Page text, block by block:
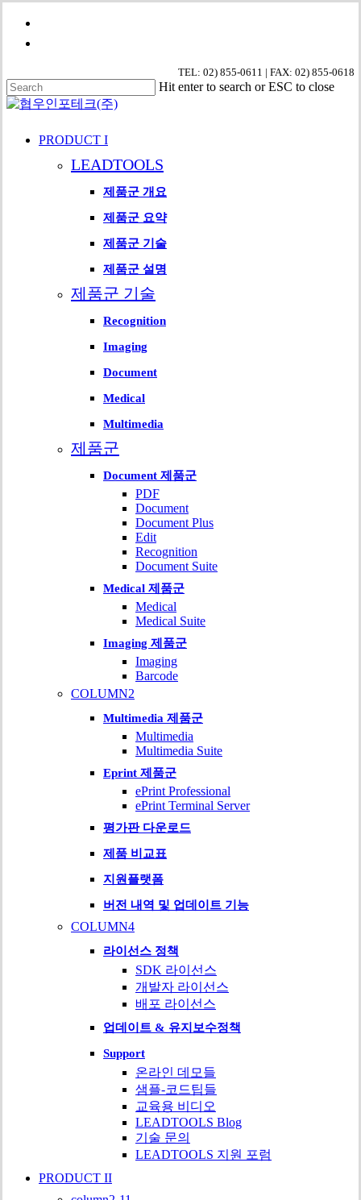
Skip
main
TEL: 02) 855-0611 | FAX: 02) 855-0618
Hit enter to search or ESC to close
Close
PRODUCT I
LEADTOOLS
제품군 개요
제품군 요약
제품군 기술
제품군 설명
제품군 기술
Recognition
Imaging
Document
Medical
Multimedia
제품군
Document 제품군
PDF
Document
Document Plus
Edit
Recognition
Document Suite
Medical 제품군
Medical
Medical Suite
Imaging 제품군
Imaging
Barcode
COLUMN2
Multimedia 제품군
Multimedia
Multimedia Suite
Eprint 제품군
ePrint Professional
ePrint Terminal Server
평가판 다운로드
제품 비교표
지원플랫폼
버전 내역 및 업데이트 기능
COLUMN4
라이선스 정책
SDK 라이선스
개발자 라이선스
배포 라이선스
업데이트 & 유지보수정책
Support
온라인 데모들
샘플-코드팁들
교육용 비디오
LEADTOOLS Blog
기술 문의
LEADTOOLS 지원 포럼
PRODUCT II